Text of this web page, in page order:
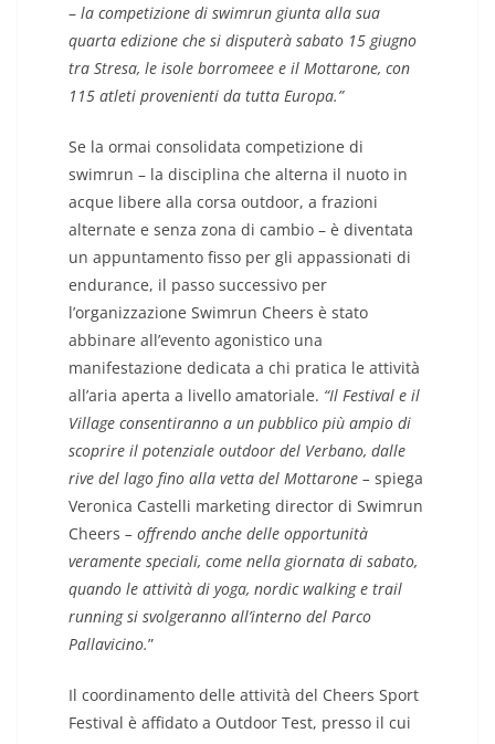
– la competizione di swimrun giunta alla sua
quarta edizione che si disputerà sabato 15 giugno
tra Stresa, le isole borromeee e il Mottarone, con
115 atleti provenienti da tutta Europa.”
Se la ormai consolidata competizione di
swimrun – la disciplina che alterna il nuoto in
acque libere alla corsa outdoor, a frazioni
alternate e senza zona di cambio – è diventata
un appuntamento fisso per gli appassionati di
endurance, il passo successivo per
l’organizzazione Swimrun Cheers è stato
abbinare all’evento agonistico una
manifestazione dedicata a chi pratica le attività
all’aria aperta a livello amatoriale. “Il Festival e il
Village consentiranno a un pubblico più ampio di
scoprire il potenziale outdoor del Verbano, dalle
rive del lago fino alla vetta del Mottarone – spiega
Veronica Castelli marketing director di Swimrun
Cheers – offrendo anche delle opportunità
veramente speciali, come nella giornata di sabato,
quando le attività di yoga, nordic walking e trail
running si svolgeranno all’interno del Parco
Pallavicino.”
Il coordinamento delle attività del Cheers Sport
Festival è affidato a Outdoor Test, presso il cui